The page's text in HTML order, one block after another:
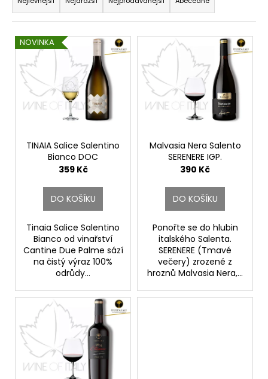
z
e
n
V
ý
p
NOVINKA
TINAIA Salice Salentino
Bianco DOC
Cantine Due Palme
359 Kč
DO KOŠÍKU
Tinaia Salice Salentino
Bianco od vinařství
Cantine Due Palme sází
na čistý výraz 100%
odrůdy...
Malvasia Nera Salento
SERENERE IGP.
Cantine Due Palme
390 Kč
DO KOŠÍKU
Ponořte se do hlubin
italského Salenta.
SERENERE (Tmavé
večery) zrozené z
hroznů Malvasia Nera,...